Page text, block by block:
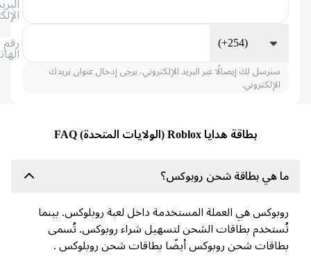
الإلكتروني
الهاتف
(+254)
سنرسل لك إيصالًا عبر البريد الإلكتروني، يرجى إدخال عنوان بريدك
الإلكتروني.
بطاقة هدايا Roblox (الولايات المتحدة) FAQ
هي بطاقة شحن روبوكس؟
هي العملة المستخدمة داخل لعبة روبلوكس. بينما
بطاقات الشحن لتسهيل شراء روبوكس. تُسمى
شحن روبوكس أيضًا بطاقات شحن روبلوكس .